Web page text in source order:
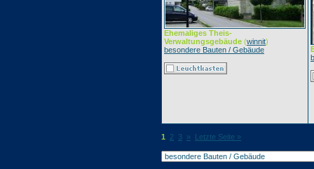
Ehemaliges Theis-
Verwaltungsgebäude (winnit)
besondere Bauten / Gebäude
1 2 3 » Letzte Seite »